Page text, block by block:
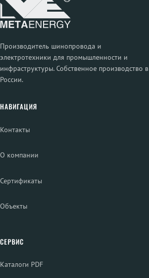
Производитель шинопровода и
электротехники для промышленности и
инфраструктуры. Собственное производство в
России.
НАВИГАЦИЯ
Контакты
О компании
Сертификаты
Объекты
СЕРВИС
Каталоги PDF